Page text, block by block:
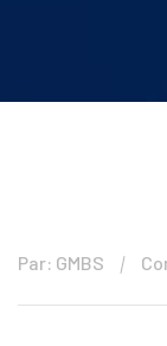
Par: GMBS